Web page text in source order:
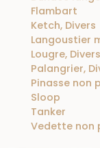
Flambart
Ketch, Divers
Langoustier
Lougre, Divers
Palangrier,
Pinasse non
Sloop
Tanker
Vedette non